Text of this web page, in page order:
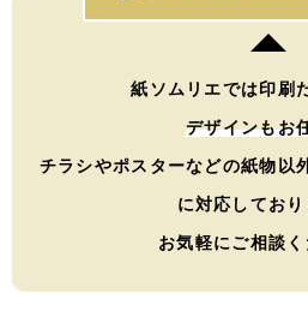
紙ソムリエでは印刷
デザインもお
チラシやポスターなどの紙物以
に対応しており
お気軽にご相談く